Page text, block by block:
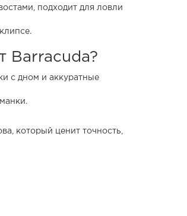
подходит для ловли
Barracuda?
с дном и аккуратные
который ценит точность,